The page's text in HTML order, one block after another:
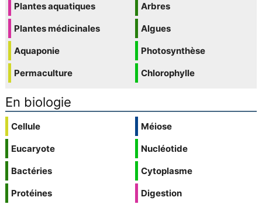
Plantes aquatiques
Plantes médicinales
Aquaponie
Permaculture
Arbres
Algues
Photosynthèse
Chlorophylle
En biologie
Cellule
Eucaryote
Bactéries
Protéines
Méiose
Nucléotide
Cytoplasme
Digestion